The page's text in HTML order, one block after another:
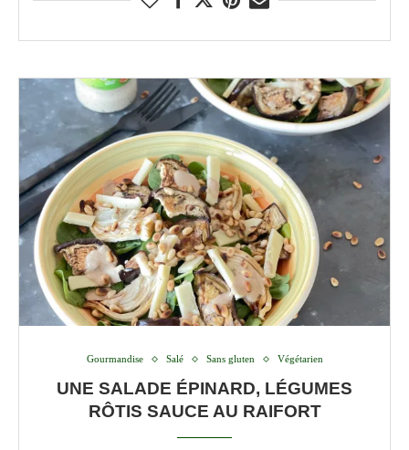
Gourmandise Salé Sans gluten Végétarien
UNE SALADE ÉPINARD, LÉGUMES
RÔTIS SAUCE AU RAIFORT